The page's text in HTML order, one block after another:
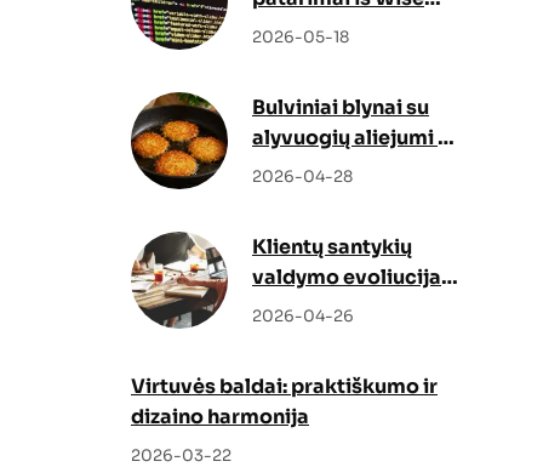
Docs
2026-05-18
Bulviniai blynai su
alyvuogių aliejumi –
netikėtas, bet
2026-04-28
Klientų santykių
valdymo evoliucija:
kaip Odoo CRM ir
strategiją
2026-04-26
Virtuvės baldai: praktiškumo ir
dizaino harmonija
2026-03-22